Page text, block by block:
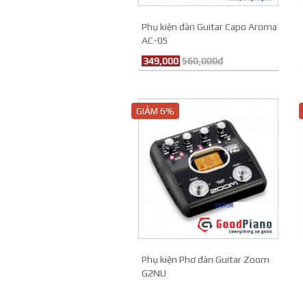
Phụ kiện đàn Guitar Capo Aroma
AC-05
349,000 560,000đ
GIẢM 6%
Phụ kiện Phơ đàn Guitar Zoom
G2NU